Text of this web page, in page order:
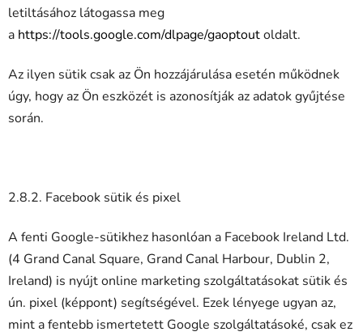
letiltásához látogassa meg
a https://tools.google.com/dlpage/gaoptoutoldalt.
Az ilyen sütik csak az Ön hozzájárulása esetén működnek
úgy, hogy az Ön eszközét is azonosítják az adatok gyűjtése
során.
2.8.2. Facebook sütik és pixel
A fenti Google-sütikhez hasonlóan a Facebook Ireland Ltd.
(4 Grand Canal Square, Grand Canal Harbour, Dublin 2,
Ireland) is nyújt online marketing szolgáltatásokat sütik és
ún. pixel (képpont) segítségével. Ezek lényege ugyan az,
mint a fentebb ismertetett Google szolgáltatásoké, csak ez